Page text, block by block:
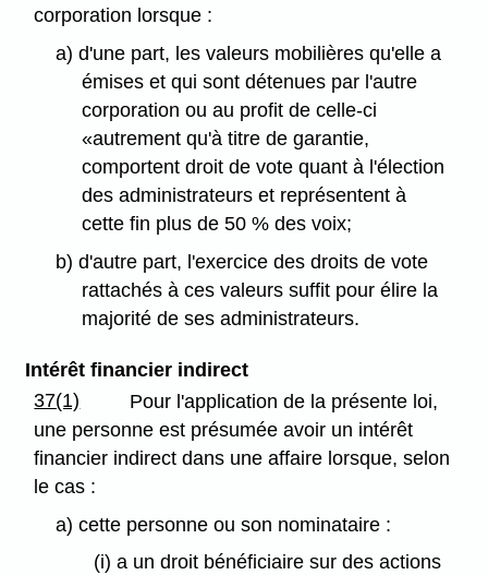
corporation lorsque :
a) d'une part, les valeurs mobilières qu'elle a
émises et qui sont détenues par l'autre
corporation ou au profit de celle-ci
«autrement qu'à titre de garantie,
comportent droit de vote quant à l'élection
des administrateurs et représentent à
cette fin plus de 50 % des voix;
b) d'autre part, l'exercice des droits de vote
rattachés à ces valeurs suffit pour élire la
majorité de ses administrateurs.
Intérêt financier indirect
37(1)
Pour l'application de la présente loi,
une personne est présumée avoir un intérêt
financier indirect dans une affaire lorsque, selon
le cas :
a) cette personne ou son nominataire :
(i) a un droit bénéficiaire sur des actions